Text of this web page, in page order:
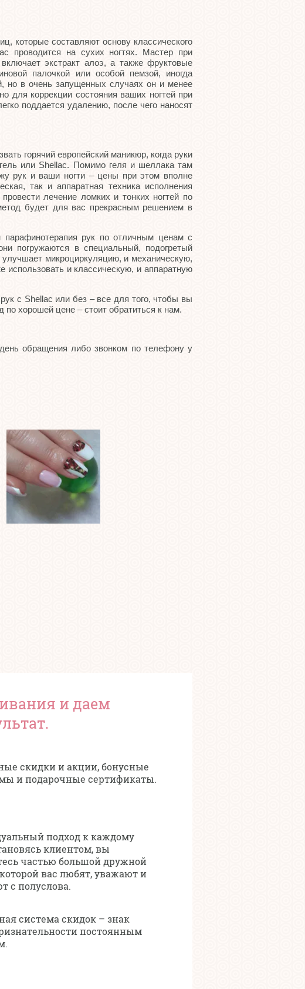
которые составляют основу классического
проводится на сухих ногтях. Мастер при
экстракт алоэ, а также фруктовые
палочкой или особой пемзой, иногда
но в очень запущенных случаях он и менее
для коррекции состояния ваших ногтей при
поддается удалению, после чего наносят
горячий европейский маникюр, когда руки
или Shellac. Помимо геля и шеллака там
рук и ваши ногти – цены при этом вполне
так и аппаратная техника исполнения
лечение ломких и тонких ногтей по
будет для вас прекрасным решением в
парафинотерапия рук по отличным ценам с
погружаются в специальный, подогретый
микроциркуляцию, и механическую,
и классическую, и аппаратную
с Shellac или без – все для того, чтобы вы
хорошей цене – стоит обратиться к нам.
обращения либо звонком по телефону у
и даем
скидки и акции, бонусные
и подарочные сертификаты.
подход к каждому
клиентом, вы
частью большой дружной
вас любят, уважают и
с полуслова.
система скидок – знак
постоянным